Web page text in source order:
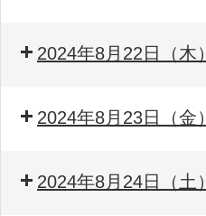
2024年8月22日（木）
2024年8月23日（金）
2024年8月24日（土）